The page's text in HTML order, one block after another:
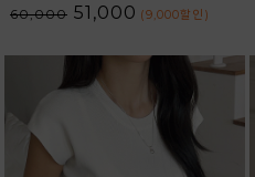
60,000 51,000 (9,000할인 )